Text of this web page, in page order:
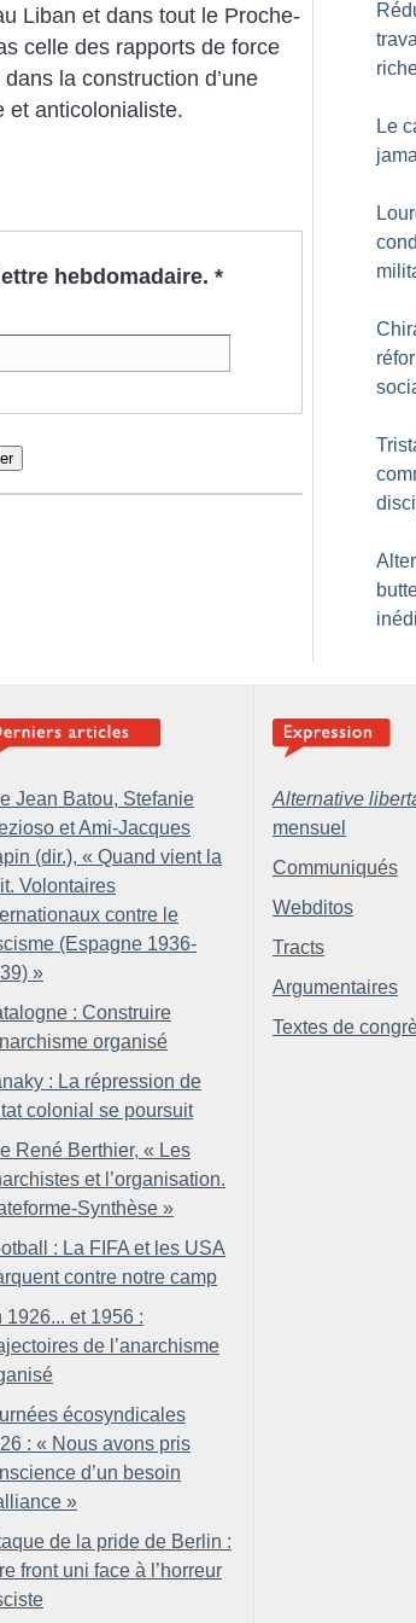
Liban et dans tout le Proche-
celle des rapports de force
la construction d’une
et anticolonialiste.
hebdomadaire. *
Le
Jean Batou, Stefanie
et Ami-Jacques
(dir.), « Quand vient la
Volontaires
contre le
(Espagne 1936-
»
: Construire
organisé
: La répression de
colonial se poursuit
René Berthier, « Les
et l’organisation.
Synthèse »
: La FIFA et les USA
contre notre camp
1926... et 1956 :
de l’anarchisme
écosyndicales
: « Nous avons pris
d’un besoin
»
de la pride de Berlin :
front uni face à l’horreur
Alternative
mensuel
Communiqués
Webditos
Tracts
Argumentaires
Textes de